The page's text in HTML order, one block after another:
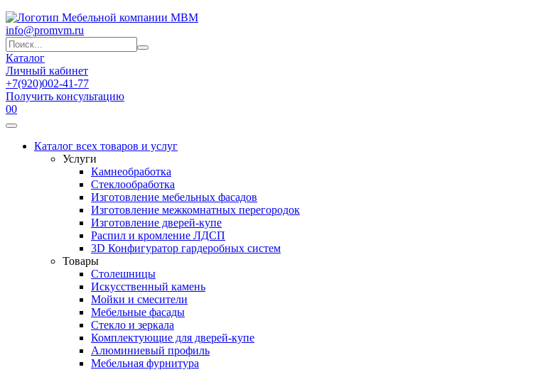
info@promvm.ru
Каталог
Личный кабинет
+7(920)002-41-77
Получить консультацию
00
Каталог всех товаров и услуг
Услуги
Камнеобработка
Стеклообработка
Изготовление мебельных фасадов
Изготовление межкомнатных перегородок
Изготовление дверей-купе
Распил и кромление ЛДСП
3D Конфигуратор гардеробных систем
Товары
Столешницы
Искусственный камень
Мойки и смесители
Мебельные фасады
Стекло и зеркала
Комплектующие для дверей-купе
Алюминиевый профиль
Мебельная фурнитура